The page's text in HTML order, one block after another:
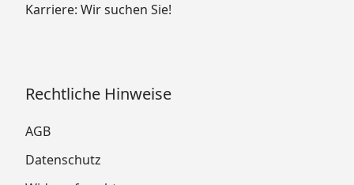
Karriere: Wir suchen Sie!
Rechtliche Hinweise
AGB
Datenschutz